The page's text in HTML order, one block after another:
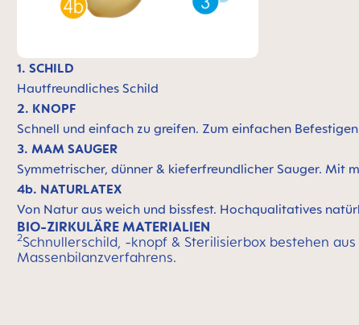
1. SCHILD
Hautfreundliches Schild
2. KNOPF
Schnell und einfach zu greifen. Zum einfachen
3. MAM SAUGER
Symmetrischer, dünner & kieferfreundlicher Sauger. Mit
4b. NATURLATEX
Von Natur aus weich und bissfest. Hochqualitatives
BIO-ZIRKULÄRE MATERIALIEN
2Schnullerschild, -knopf & Sterilisierbox bestehen
Massenbilanzverfahrens.